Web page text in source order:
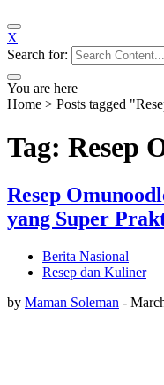
X
Search for:
You are here
Home > Posts tagged
Tag: Resep
Resep
yang Super
Berita Nasional
Resep dan Kuliner
by Maman Soleman -